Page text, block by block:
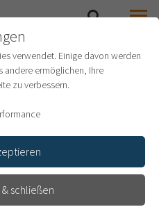
verwendet. Einige davon werden
andere ermöglichen, Ihre
zu verbessern.
schließen